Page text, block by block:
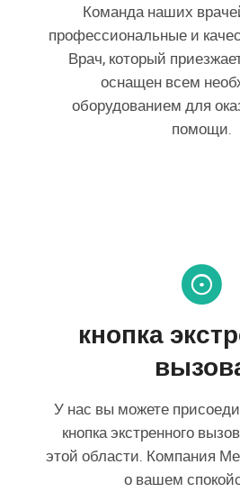
Команда наших
профессиональные и
Врач, который
оснащен всем
оборудованием для
помощи.
кнопка
У нас вы можете
кнопка экстренного
этой области. Компания
о вашем